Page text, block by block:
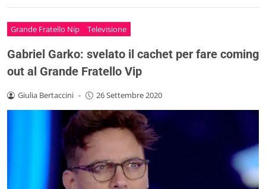
Grande Fratello Nip Televisione
Gabriel Garko: svelato il cachet per fare coming
out al Grande Fratello Vip
Giulia Bertaccini - 26 Settembre 2020